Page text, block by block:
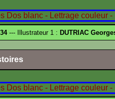
--- Illustrateur 1 : DUTRIAC